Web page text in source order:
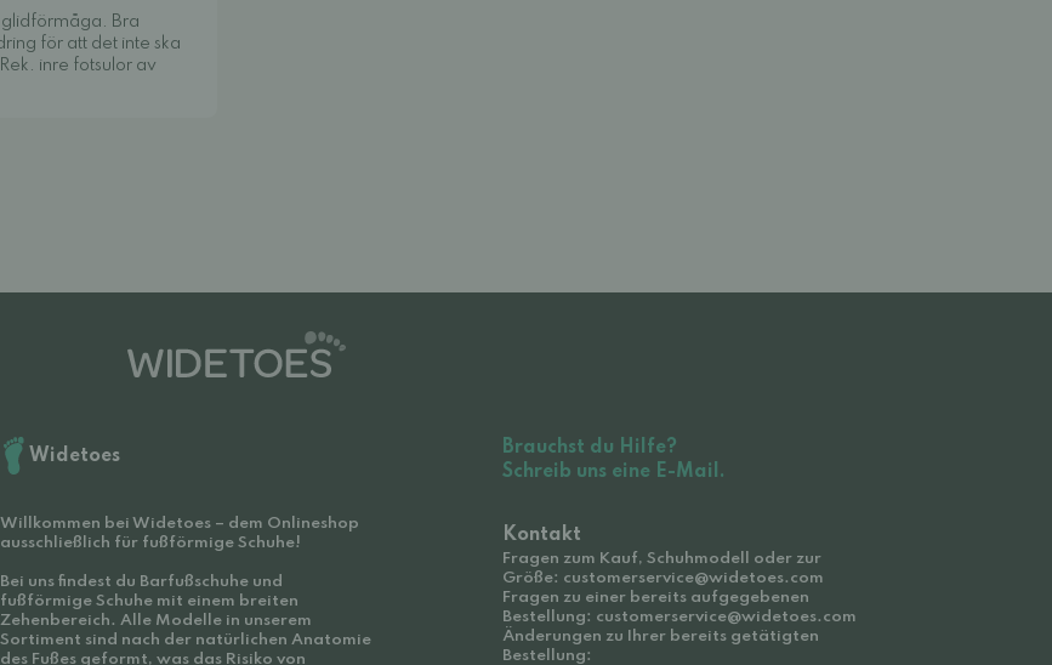
Bra
för att det inte ska
inre fotsulor av
Widetoes
Willkommen bei Widetoes – dem Onlineshop
ausschließlich für fußförmige Schuhe!
Bei uns findest du Barfußschuhe und
fußförmige Schuhe mit einem breiten
Zehenbereich. Alle Modelle in unserem
Sortiment sind nach der natürlichen Anatomie
des Fußes geformt, was das Risiko von
Brauchst du Hilfe?
Schreib uns eine E-Mail.
Kontakt
Fragen zum Kauf, Schuhmodell oder zur
Größe: customerservice@widetoes.com
Fragen zu einer bereits aufgegebenen
Bestellung: customerservice@widetoes.com
Änderungen zu Ihrer bereits getätigten
Bestellung: